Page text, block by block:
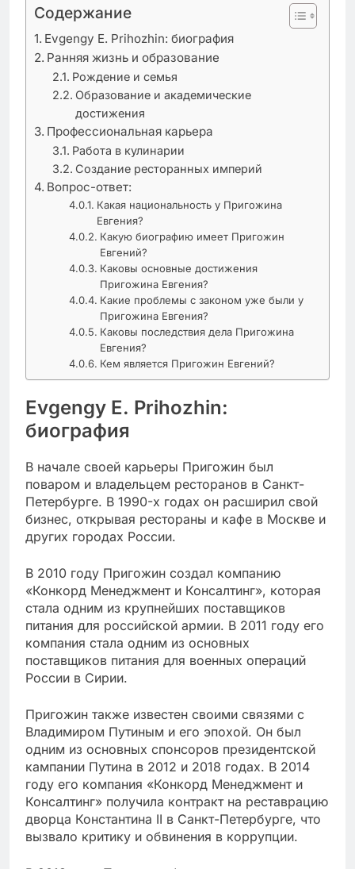
Содержание
Evgengy E. Prihozhin: биография
Ранняя жизнь и образование
Рождение и семья
Образование и академические
достижения
Профессиональная карьера
Работа в кулинарии
Создание ресторанных империй
Вопрос-ответ:
Какая национальность у Пригожина
Евгения?
Какую биографию имеет Пригожин
Евгений?
Каковы основные достижения
Пригожина Евгения?
Какие проблемы с законом уже были у
Пригожина Евгения?
Каковы последствия дела Пригожина
Евгения?
Кем является Пригожин Евгений?
Evgengy E. Prihozhin:
биография
В начале своей карьеры Пригожин был
поваром и владельцем ресторанов в Санкт-
Петербурге. В 1990-х годах он расширил свой
бизнес, открывая рестораны и кафе в Москве и
других городах России.
В 2010 году Пригожин создал компанию
«Конкорд Менеджмент и Консалтинг», которая
стала одним из крупнейших поставщиков
питания для российской армии. В 2011 году его
компания стала одним из основных
поставщиков питания для военных операций
России в Сирии.
Пригожин также известен своими связями с
Владимиром Путиным и его эпохой. Он был
одним из основных спонсоров президентской
кампании Путина в 2012 и 2018 годах. В 2014
году его компания «Конкорд Менеджмент и
Консалтинг» получила контракт на реставрацию
дворца Константина II в Санкт-Петербурге, что
вызвало критику и обвинения в коррупции.